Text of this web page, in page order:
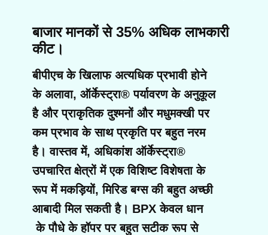
बाजार मानकों से 35% अधिक लाभकारी
कीट।
बीपीएच के खिलाफ अत्यधिक प्रभावी होने
के अलावा, ऑर्केस्ट्रा® पर्यावरण के अनुकूल
है और प्राकृतिक दुश्मनों और मधुमक्खी पर
कम प्रभाव के साथ प्रकृति पर बहुत नरम
है। वास्तव में, अधिकांश ऑर्केस्ट्रा®
उपचारित क्षेत्रों में एक विशिष्ट विशेषता के
रूप में मकड़ियों, मिरिड बग्स की बहुत अच्छी
आबादी मिल सकती है। BPX केवल धान
के पौधे के हॉपर पर बहुत सटीक रूप से